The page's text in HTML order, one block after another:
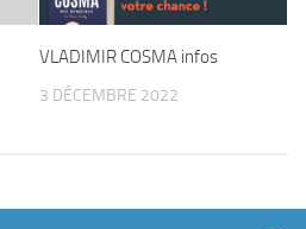
VLADIMIR COSMA infos
3 DÉCEMBRE 2022